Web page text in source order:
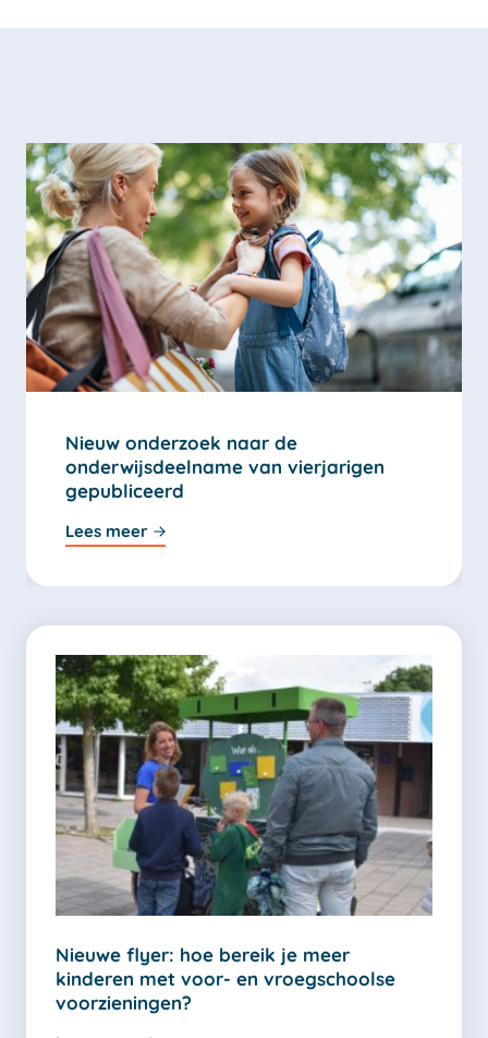
Nieuw onderzoek naar de
onderwijsdeelname van vierjarigen
gepubliceerd
Lees meer
Nieuwe flyer: hoe bereik je meer
kinderen met voor- en vroegschoolse
voorzieningen?